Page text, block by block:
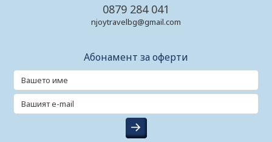
0879 284 041
njoytravelbg@gmail.com
Абонамент за оферти